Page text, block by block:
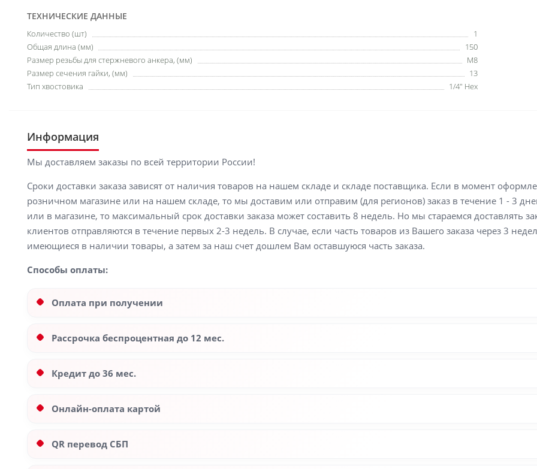
ТЕХНИЧЕСКИЕ ДАННЫЕ
Количество (шт)
1
Общая длина (мм)
150
Размер резьбы для стержневого анкера, (мм)
M8
Размер сечения гайки, (мм)
13
Тип хвостовика
1/4" Hex
Информация
Мы доставляем заказы по всей территории России!
Сроки доставки заказа зависят от наличия товаров на нашем складе и складе поставщика. Если в момент
розничном магазине или на нашем складе, то мы доставим или отправим (для регионов) заказ в течение 1 - 3
или в магазине, то максимальный срок доставки заказа может составить 8 недель. Но мы стараемся доставлять
клиентов отправляются в течение первых 2-3 недель. В случае, если часть товаров из Вашего заказа через 3
имеющиеся в наличии товары, а затем за наш счет дошлем Вам оставшуюся часть заказа.
Способы оплаты:
Оплата при получении
Рассрочка беспроцентная до 12 мес.
Кредит до 36 мес.
Онлайн-оплата картой
QR перевод СБП